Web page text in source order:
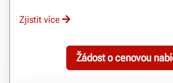
Zjistit více
Žádost o cenovou